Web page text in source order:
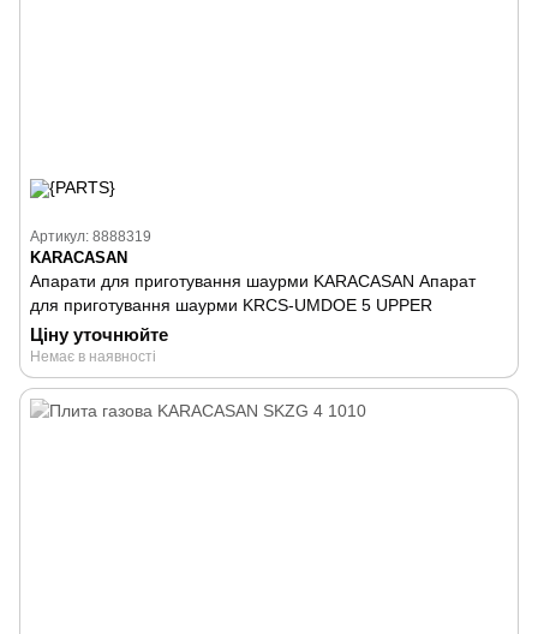
Артикул: 8888319
KARACASAN
Апарати для приготування шаурми KARACASAN Апарат
для приготування шаурми KRCS-UMDOE 5 UPPER
Ціну уточнюйте
Немає в наявності